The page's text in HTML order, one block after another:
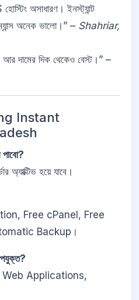
অসাধারণ। ইনস্ট্যান্ট
অনেক ভালো।” – Shahriar,
দামের দিক থেকেও বেস্ট।” –
Instant
অ্যাক্টিভ হয়ে যাবে।
Free cPanel, Free
Backup।
Applications,